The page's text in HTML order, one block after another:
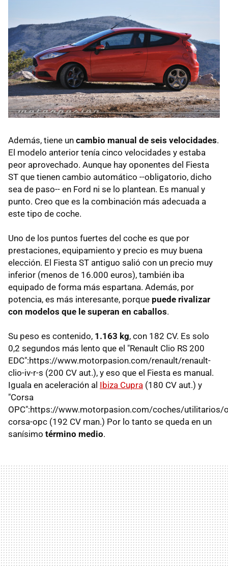
Además, tiene un cambio manual de seis velocidades.
El modelo anterior tenía cinco velocidades y estaba
peor aprovechado. Aunque hay oponentes del Fiesta
ST que tienen cambio automático --obligatorio, dicho
sea de paso-- en Ford ni se lo plantean. Es manual y
punto. Creo que es la combinación más adecuada a
este tipo de coche.
Uno de los puntos fuertes del coche es que por
prestaciones, equipamiento y precio es muy buena
elección. El Fiesta ST antiguo salió con un precio muy
inferior (menos de 16.000 euros), también iba
equipado de forma más espartana. Además, por
potencia, es más interesante, porque puede rivalizar
con modelos que le superan en caballos.
Su peso es contenido, 1.163 kg, con 182 CV. Es solo
0,2 segundos más lento que el "Renault Clio RS 200
EDC":https://www.motorpasion.com/renault/renault-
clio-iv-r-s (200 CV aut.), y eso que el Fiesta es manual.
Iguala en aceleración al Ibiza Cupra (180 CV aut.) y
"Corsa
OPC":https://www.motorpasion.com/coches/utilitarios/
corsa-opc (192 CV man.) Por lo tanto se queda en un
sanísimo término medio.